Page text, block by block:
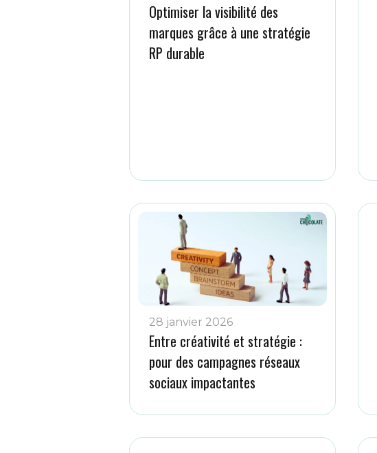
Optimiser la visibilité des
marques grâce à une stratégie
RP durable
28 janvier 2026
Entre créativité et stratégie :
pour des campagnes réseaux
sociaux impactantes